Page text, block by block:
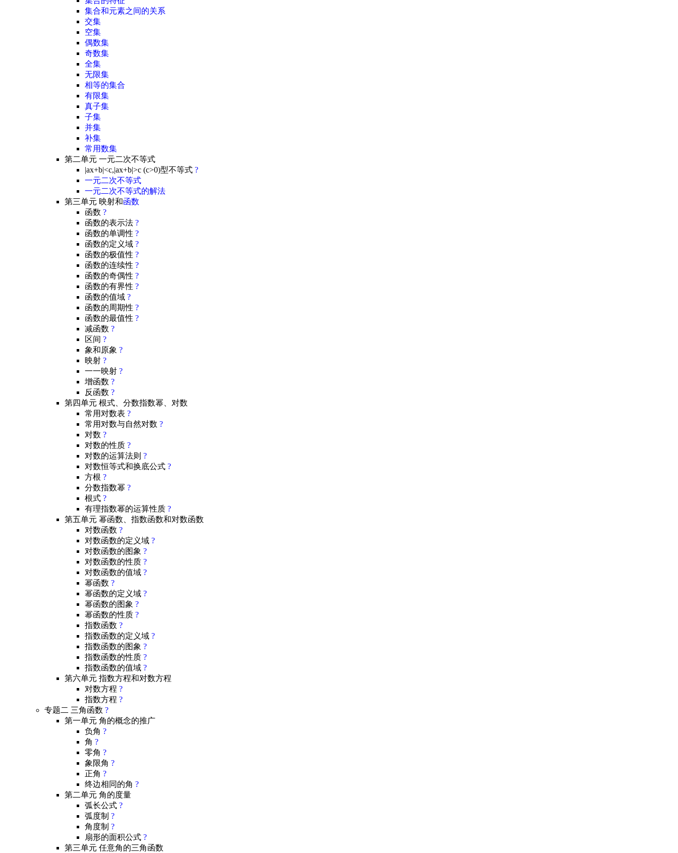
集合和元素之间的关系
交集
空集
偶数集
奇数集
全集
无限集
相等的集合
有限集
真子集
子集
并集
补集
常用数集
第二单元 一元二次不等式
|ax+b|<c,|ax+b|>c (c>0)型不等式 ?
一元二次不等式
一元二次不等式的解法
第三单元 映射和函数
函数 ?
函数的表示法 ?
函数的单调性 ?
函数的定义域 ?
函数的极值性 ?
函数的连续性 ?
函数的奇偶性 ?
函数的有界性 ?
函数的值域 ?
函数的周期性 ?
函数的最值性 ?
减函数 ?
区间 ?
象和原象 ?
映射 ?
一一映射 ?
增函数 ?
反函数 ?
第四单元 根式、分数指数幂、对数
常用对数表 ?
常用对数与自然对数 ?
对数 ?
对数的性质 ?
对数的运算法则 ?
对数恒等式和换底公式 ?
方根 ?
分数指数幂 ?
根式 ?
有理指数幂的运算性质 ?
第五单元 幂函数、指数函数和对数函数
对数函数 ?
对数函数的定义域 ?
对数函数的图象 ?
对数函数的性质 ?
对数函数的值域 ?
幂函数 ?
幂函数的定义域 ?
幂函数的图象 ?
幂函数的性质 ?
指数函数 ?
指数函数的定义域 ?
指数函数的图象 ?
指数函数的性质 ?
指数函数的值域 ?
第六单元 指数方程和对数方程
对数方程 ?
指数方程 ?
专题二 三角函数 ?
第一单元 角的概念的推广
负角 ?
角 ?
零角 ?
象限角 ?
正角 ?
终边相同的角 ?
第二单元 角的度量
弧长公式 ?
弧度制 ?
角度制 ?
扇形的面积公式 ?
第三单元 任意角的三角函数